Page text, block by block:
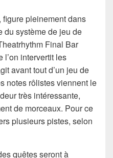
pleinement dans
du système de jeu de
Final Bar
l’on intervertit les
avant tout d’un jeu de
notes rôlistes viennent le
très intéressante,
de morceaux. Pour ce
plusieurs pistes, selon
quêtes seront à